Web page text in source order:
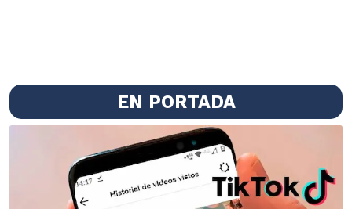
EN PORTADA